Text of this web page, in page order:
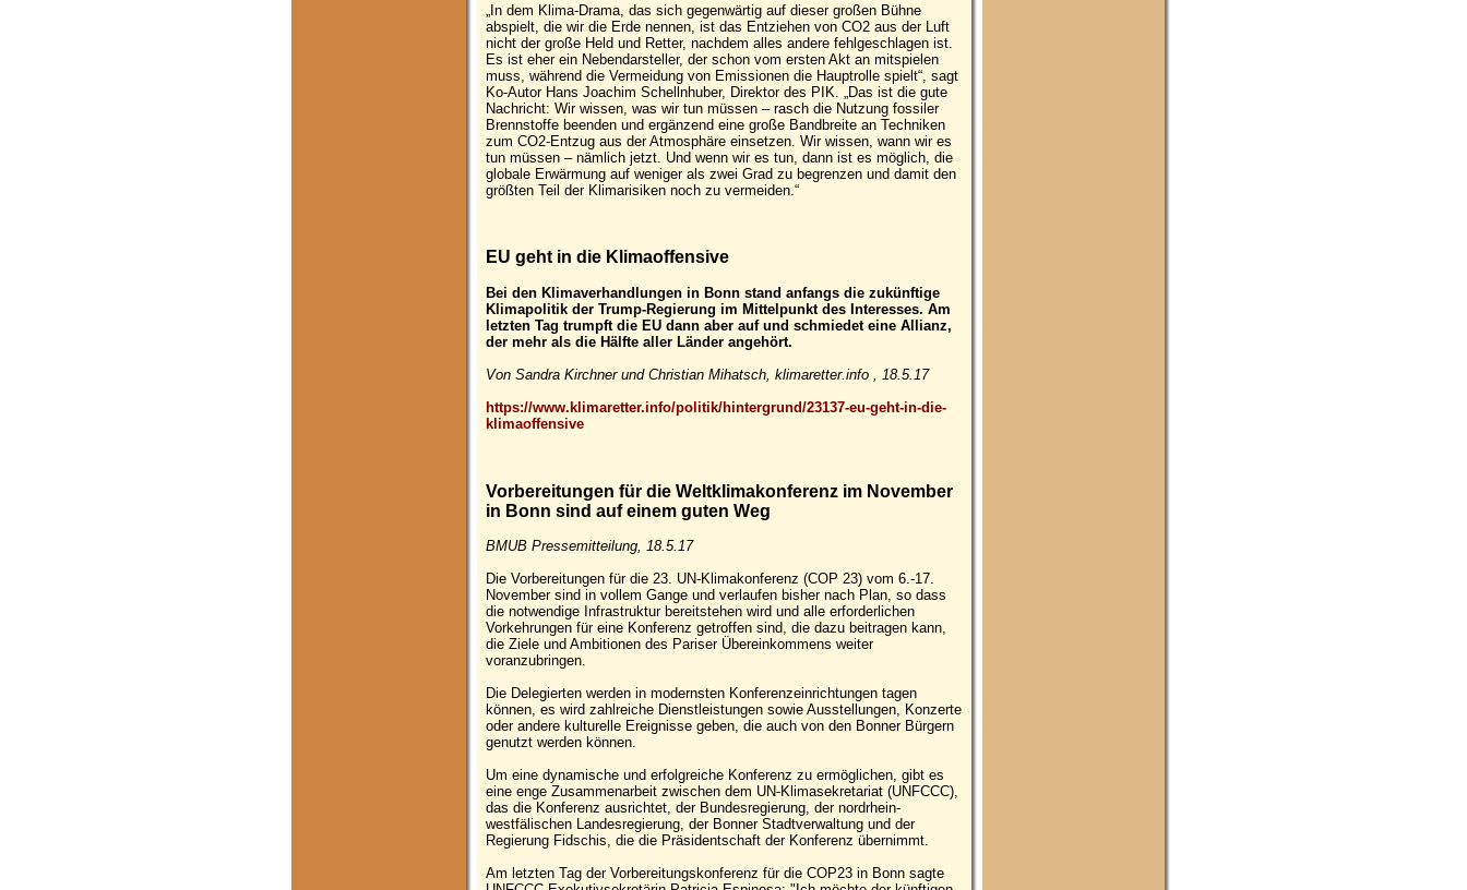
„In dem Klima-Drama, das sich gegenwärtig auf dieser großen Bühne
abspielt, die wir die Erde nennen, ist das Entziehen von CO2 aus der Luft
nicht der große Held und Retter, nachdem alles andere fehlgeschlagen ist.
Es ist eher ein Nebendarsteller, der schon vom ersten Akt an mitspielen
muss, während die Vermeidung von Emissionen die Hauptrolle spielt“, sagt
Ko-Autor Hans Joachim Schellnhuber, Direktor des PIK. „Das ist die gute
Nachricht: Wir wissen, was wir tun müssen – rasch die Nutzung fossiler
Brennstoffe beenden und ergänzend eine große Bandbreite an Techniken
zum CO2-Entzug aus der Atmosphäre einsetzen. Wir wissen, wann wir es
tun müssen – nämlich jetzt. Und wenn wir es tun, dann ist es möglich, die
globale Erwärmung auf weniger als zwei Grad zu begrenzen und damit den
größten Teil der Klimarisiken noch zu vermeiden.“
EU geht in die Klimaoffensive
Bei den Klimaverhandlungen in Bonn stand anfangs die zukünftige
Klimapolitik der Trump-Regierung im Mittelpunkt des Interesses. Am
letzten Tag trumpft die EU dann aber auf und schmiedet eine Allianz,
der mehr als die Hälfte aller Länder angehört.
Von Sandra Kirchner und Christian Mihatsch, klimaretter.info , 18.5.17
https://www.klimaretter.info/politik/hintergrund/23137-eu-geht-in-die-
klimaoffensive
Vorbereitungen für die Weltklimakonferenz im November
in Bonn sind auf einem guten Weg
BMUB Pressemitteilung, 18.5.17
Die Vorbereitungen für die 23. UN-Klimakonferenz (COP 23) vom 6.-17.
November sind in vollem Gange und verlaufen bisher nach Plan, so dass
die notwendige Infrastruktur bereitstehen wird und alle erforderlichen
Vorkehrungen für eine Konferenz getroffen sind, die dazu beitragen kann,
die Ziele und Ambitionen des Pariser Übereinkommens weiter
voranzubringen.
Die Delegierten werden in modernsten Konferenzeinrichtungen tagen
können, es wird zahlreiche Dienstleistungen sowie Ausstellungen, Konzerte
oder andere kulturelle Ereignisse geben, die auch von den Bonner Bürgern
genutzt werden können.
Um eine dynamische und erfolgreiche Konferenz zu ermöglichen, gibt es
eine enge Zusammenarbeit zwischen dem UN-Klimasekretariat (UNFCCC),
das die Konferenz ausrichtet, der Bundesregierung, der nordrhein-
westfälischen Landesregierung, der Bonner Stadtverwaltung und der
Regierung Fidschis, die die Präsidentschaft der Konferenz übernimmt.
Am letzten Tag der Vorbereitungskonferenz für die COP23 in Bonn sagte